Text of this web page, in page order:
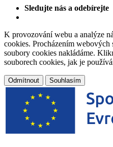
Sledujte nás a odebírejte
K provozování webu a analýze
cookies. Procházením webových
soubory cookies nakládáme.
souborech cookies, jak je
Odmítnout Souhlasím